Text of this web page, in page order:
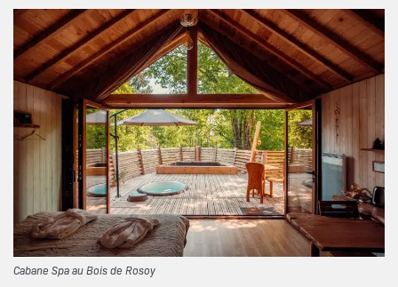
Cabane Spa au Bois de Rosoy